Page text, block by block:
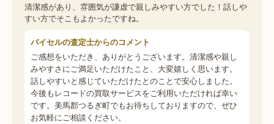
清潔感があり、雰囲気が謙虚で親しみやすい方でした！話しや
すい方でそこもよかったですね。
バイセルの査定士からのコメント
ご感想をいただき、ありがとうございます。清潔感や親し
みやすさにご満足いただけたこと、大変嬉しく思います。
話しやすいと感じていただけたとのことで安心しました。
今後もレコードの買取サービスをご利用いただければ幸い
です。美馬郡つるぎ町でもお待ちしておりますので、ぜひ
お気軽にご相談ください。